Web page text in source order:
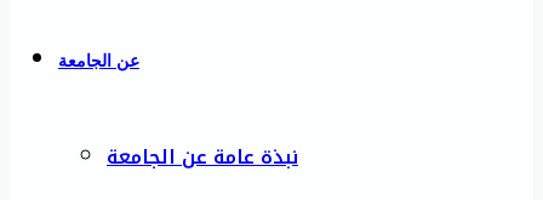
عن الجامعة
نبذة عامة عن الجامعة